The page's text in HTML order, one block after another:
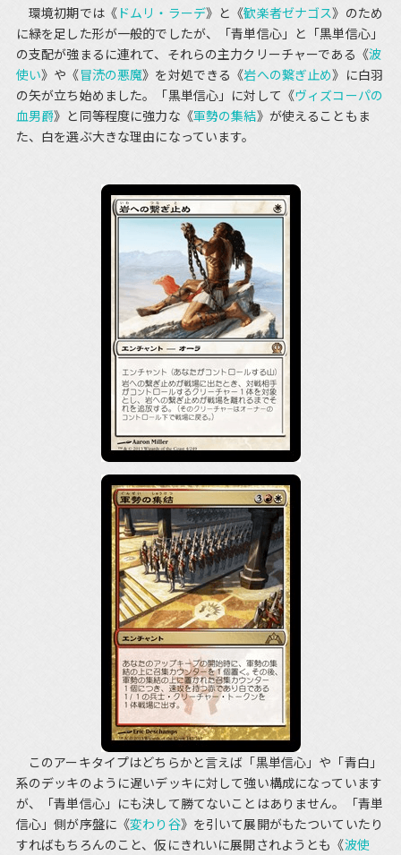
環境初期では《 ドムリ・ラーデ》と《歓楽者ゼナゴス》のため
に緑を足した形が一般的でしたが、「青単信心」と「黒単信心」
の支配が強まるに連れて、それらの主力クリーチャーである《波
使い》や《冒涜の悪魔》を対処できる《岩への繋ぎ止め》に白羽
の矢が立ち始めました。「黒単信心」に対して《ヴィズコーパの
血男爵》と同等程度に強力な《軍勢の集結》が使えることもま
た、白を選ぶ大きな理由になっています。
このアーキタイプはどちらかと言えば「黒単信心」や「青白」
系のデッキのように遅いデッキに対して強い構成になっています
が、「青単信心」にも決して勝てないことはありません。「青単
信心」側が序盤に《変わり谷》を引いて展開がもたついていたり
すればもちろんのこと、仮にきれいに展開されようとも《波使